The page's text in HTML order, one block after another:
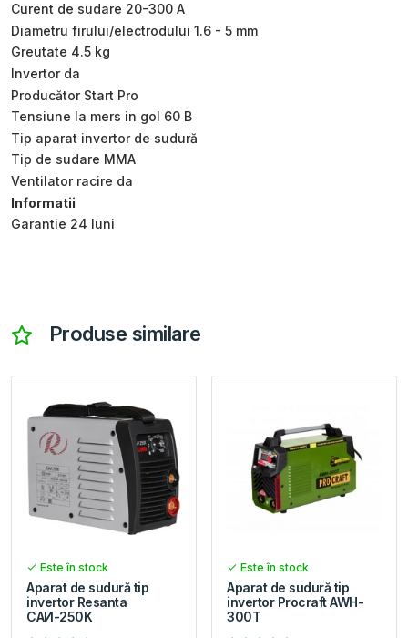
Curent de sudare 20-300 A
Diametru firului/electrodului 1.6 - 5 mm
Greutate 4.5 kg
Invertor da
Producător Start Pro
Tensiune la mers in gol 60 B
Tip aparat invertor de sudură
Tip de sudare MMA
Ventilator racire da
Informatii
Garantie 24 luni
Produse similare
Este în stock
Aparat de sudură tip
invertor Resanta
САИ-250K
Este în stock
Aparat de sudură tip
invertor Procraft AWH-
300T